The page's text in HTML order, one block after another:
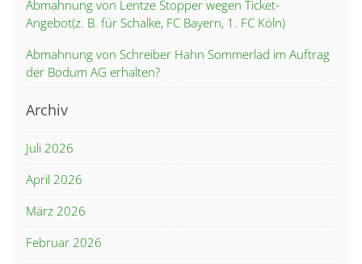
Abmahnung von Lentze Stopper wegen Ticket-
Angebot(z. B. für Schalke, FC Bayern, 1. FC Köln)
Abmahnung von Schreiber Hahn Sommerlad im Auftrag
der Bodum AG erhalten?
Archiv
Juli 2026
April 2026
März 2026
Februar 2026